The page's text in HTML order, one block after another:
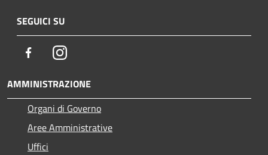
SEGUICI SU
FacebookInstagram
AMMINISTRAZIONE
Organi di Governo
Aree Amministrative
Uffici